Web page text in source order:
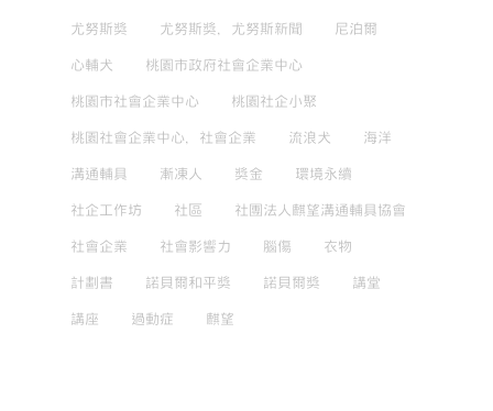
尤努斯獎 尤努斯獎，尤努斯新聞 尼泊爾
心輔犬 桃園市政府社會企業中心
桃園市社會企業中心 桃園社企小聚
桃園社會企業中心，社會企業 流浪犬 海洋
溝通輔具 漸凍人 獎金 環境永續
社企工作坊 社區 社團法人麒望溝通輔具協會
社會企業 社會影響力 腦傷 衣物
計劃書 諾貝爾和平獎 諾貝爾獎 講堂
講座 過動症 麒望